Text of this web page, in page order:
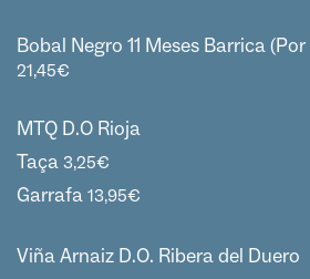
Bobal Negro 11 Meses Barrica
21,45€
MTQ D.O Rioja
Taça 3,25€
Garrafa 13,95€
Viña Arnaiz D.O. Ribera del Duero